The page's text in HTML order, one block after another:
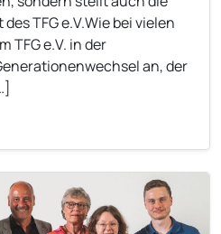
TFG e.V.Wie bei vielen
TFG e.V. in der
an, der